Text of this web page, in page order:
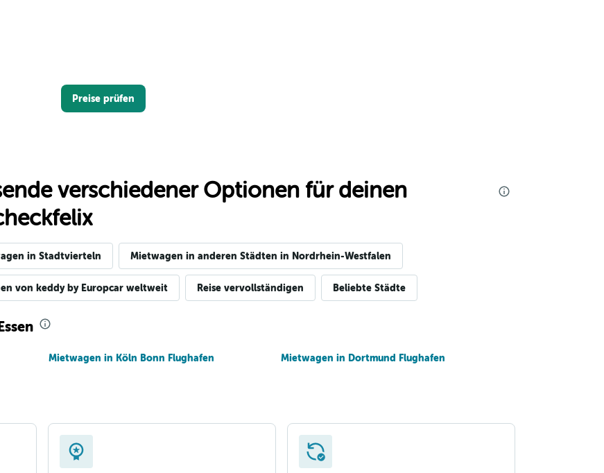
Preise prüfen
verschiedener Optionen für deinen
in Stadtvierteln Mietwagen in anderen Städten in Nordrhein-Westfalen
von keddy by Europcar weltweit Reise vervollständigen Beliebte Städte
Mietwagen in Köln Bonn Flughafen Mietwagen in Dortmund Flughafen